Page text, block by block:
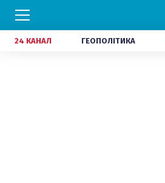
24 КАНАЛ ГЕОПОЛІТИКА